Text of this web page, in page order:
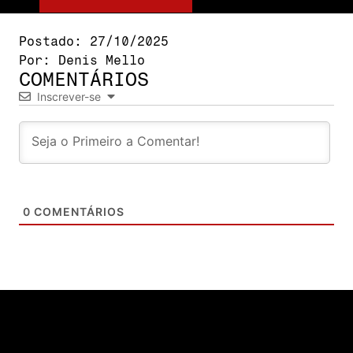
Postado:
27/10/2025
Por:
Denis Mello
COMENTÁRIOS
Inscrever-se
0 COMENTÁRIOS